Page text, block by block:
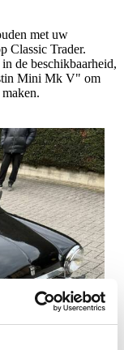
met uw
Classic Trader.
de beschikbaarheid,
Mini Mk V" om